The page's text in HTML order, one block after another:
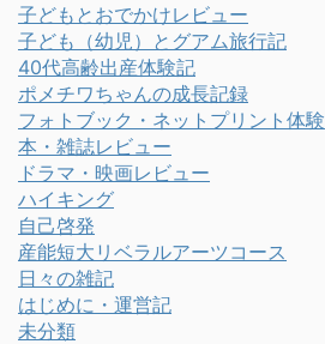
子どもとおでかけレビュー
子ども（幼児）とグアム旅行記
40代高齢出産体験記
ポメチワちゃんの成長記録
フォトブック・ネットプリント体験
本・雑誌レビュー
ドラマ・映画レビュー
ハイキング
自己啓発
産能短大リベラルアーツコース
日々の雑記
はじめに・運営記
未分類